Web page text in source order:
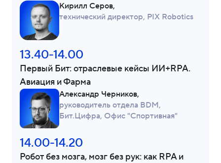
Кирилл Серов,
технический директор, PIX Robotics
13.40-14.00
Первый Бит: отраслевые кейсы ИИ+RPA.
Авиация и Фарма
Александр Черников,
руководитель отдела BDM,
Бит.Цифра, Офис "Спортивная"
14.00-14.20
Робот без мозга, мозг без рук: как RPA и